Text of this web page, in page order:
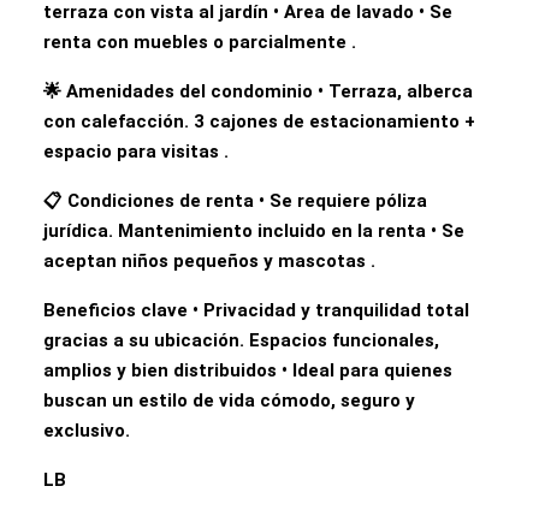
terraza con vista al jardín • Area de lavado • Se
renta con muebles o parcialmente .
🌟 Amenidades del condominio • Terraza, alberca
con calefacción. 3 cajones de estacionamiento +
espacio para visitas .
📋 Condiciones de renta • Se requiere póliza
jurídica. Mantenimiento incluido en la renta • Se
aceptan niños pequeños y mascotas .
Beneficios clave • Privacidad y tranquilidad total
gracias a su ubicación. Espacios funcionales,
amplios y bien distribuidos • Ideal para quienes
buscan un estilo de vida cómodo, seguro y
exclusivo.
LB